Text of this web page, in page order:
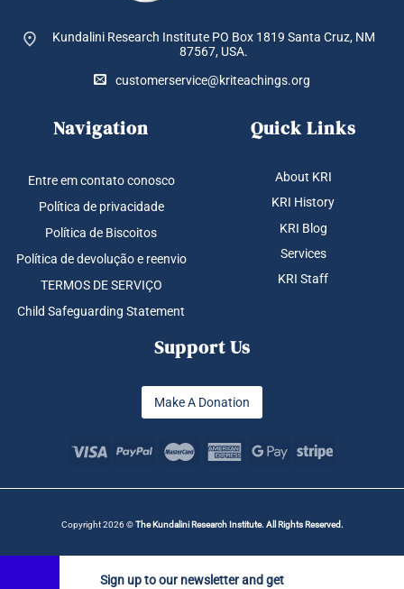
Kundalini Research Institute PO Box 1819 Santa Cruz, NM
87567, USA.
customerservice@kriteachings.org
Navigation
Entre em contato conosco
Política de privacidade
Política de Biscoitos
Política de devolução e reenvio
TERMOS DE SERVIÇO
Child Safeguarding Statement
Quick Links
About KRI
KRI History
KRI Blog
Services
KRI Staff
Support Us
Make A Donation
Copyright 2026 ©The Kundalini Research Institute. All Rights Reserved.
Sign up to our newsletter and get